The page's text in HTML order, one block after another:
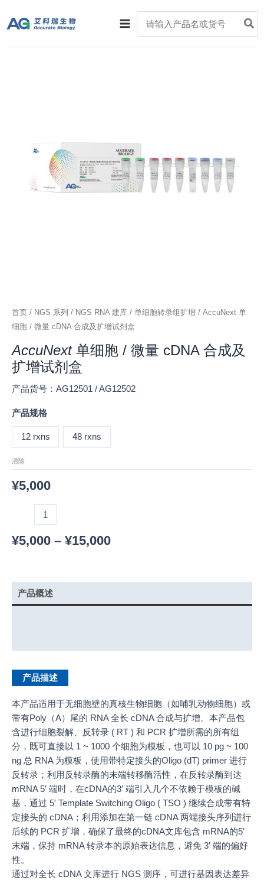
容
Main
Menu
for:
首页 / NGS 系列 / NGS RNA 建库 / 单细胞转录组扩增 / AccuNext 单
细胞 / 微量 cDNA 合成及扩增试剂盒
AccuNext单细胞 / 微量 cDNA 合成及
扩增试剂盒
产品货号：AG12501 / AG12502
产品规格
12 rxns 48 rxns
清除
¥5,000
cDNA
¥5,000 – ¥15,000
产品概述
产品描述
本产品适用于无细胞壁的真核生物细胞（如哺乳动物细胞）或
带有Poly（A）尾的 RNA 全长 cDNA 合成与扩增。本产品包
含进行细胞裂解、反转录 ( RT ) 和 PCR 扩增所需的所有组
分，既可直接以 1 ~ 1000 个细胞为模板，也可以 10 pg ~ 100
ng 总 RNA 为模板，使用带特定接头的Oligo (dT) primer 进行
反转录；利用反转录酶的末端转移酶活性，在反转录酶到达
mRNA 5′ 端时，在cDNA的3′ 端引入几个不依赖于模板的碱
基，通过 5′ Template Switching Oligo ( TSO ) 继续合成带有特
定接头的 cDNA；利用添加在第一链 cDNA 两端接头序列进行
后续的 PCR 扩增，确保了最终的cDNA文库包含 mRNA的5′
末端，保持 mRNA 转录本的原始表达信息，避免 3′ 端的偏好
性。
通过对全长 cDNA 文库进行 NGS 测序，可进行基因表达差异